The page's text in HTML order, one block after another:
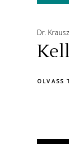
Dr.
OLVASS